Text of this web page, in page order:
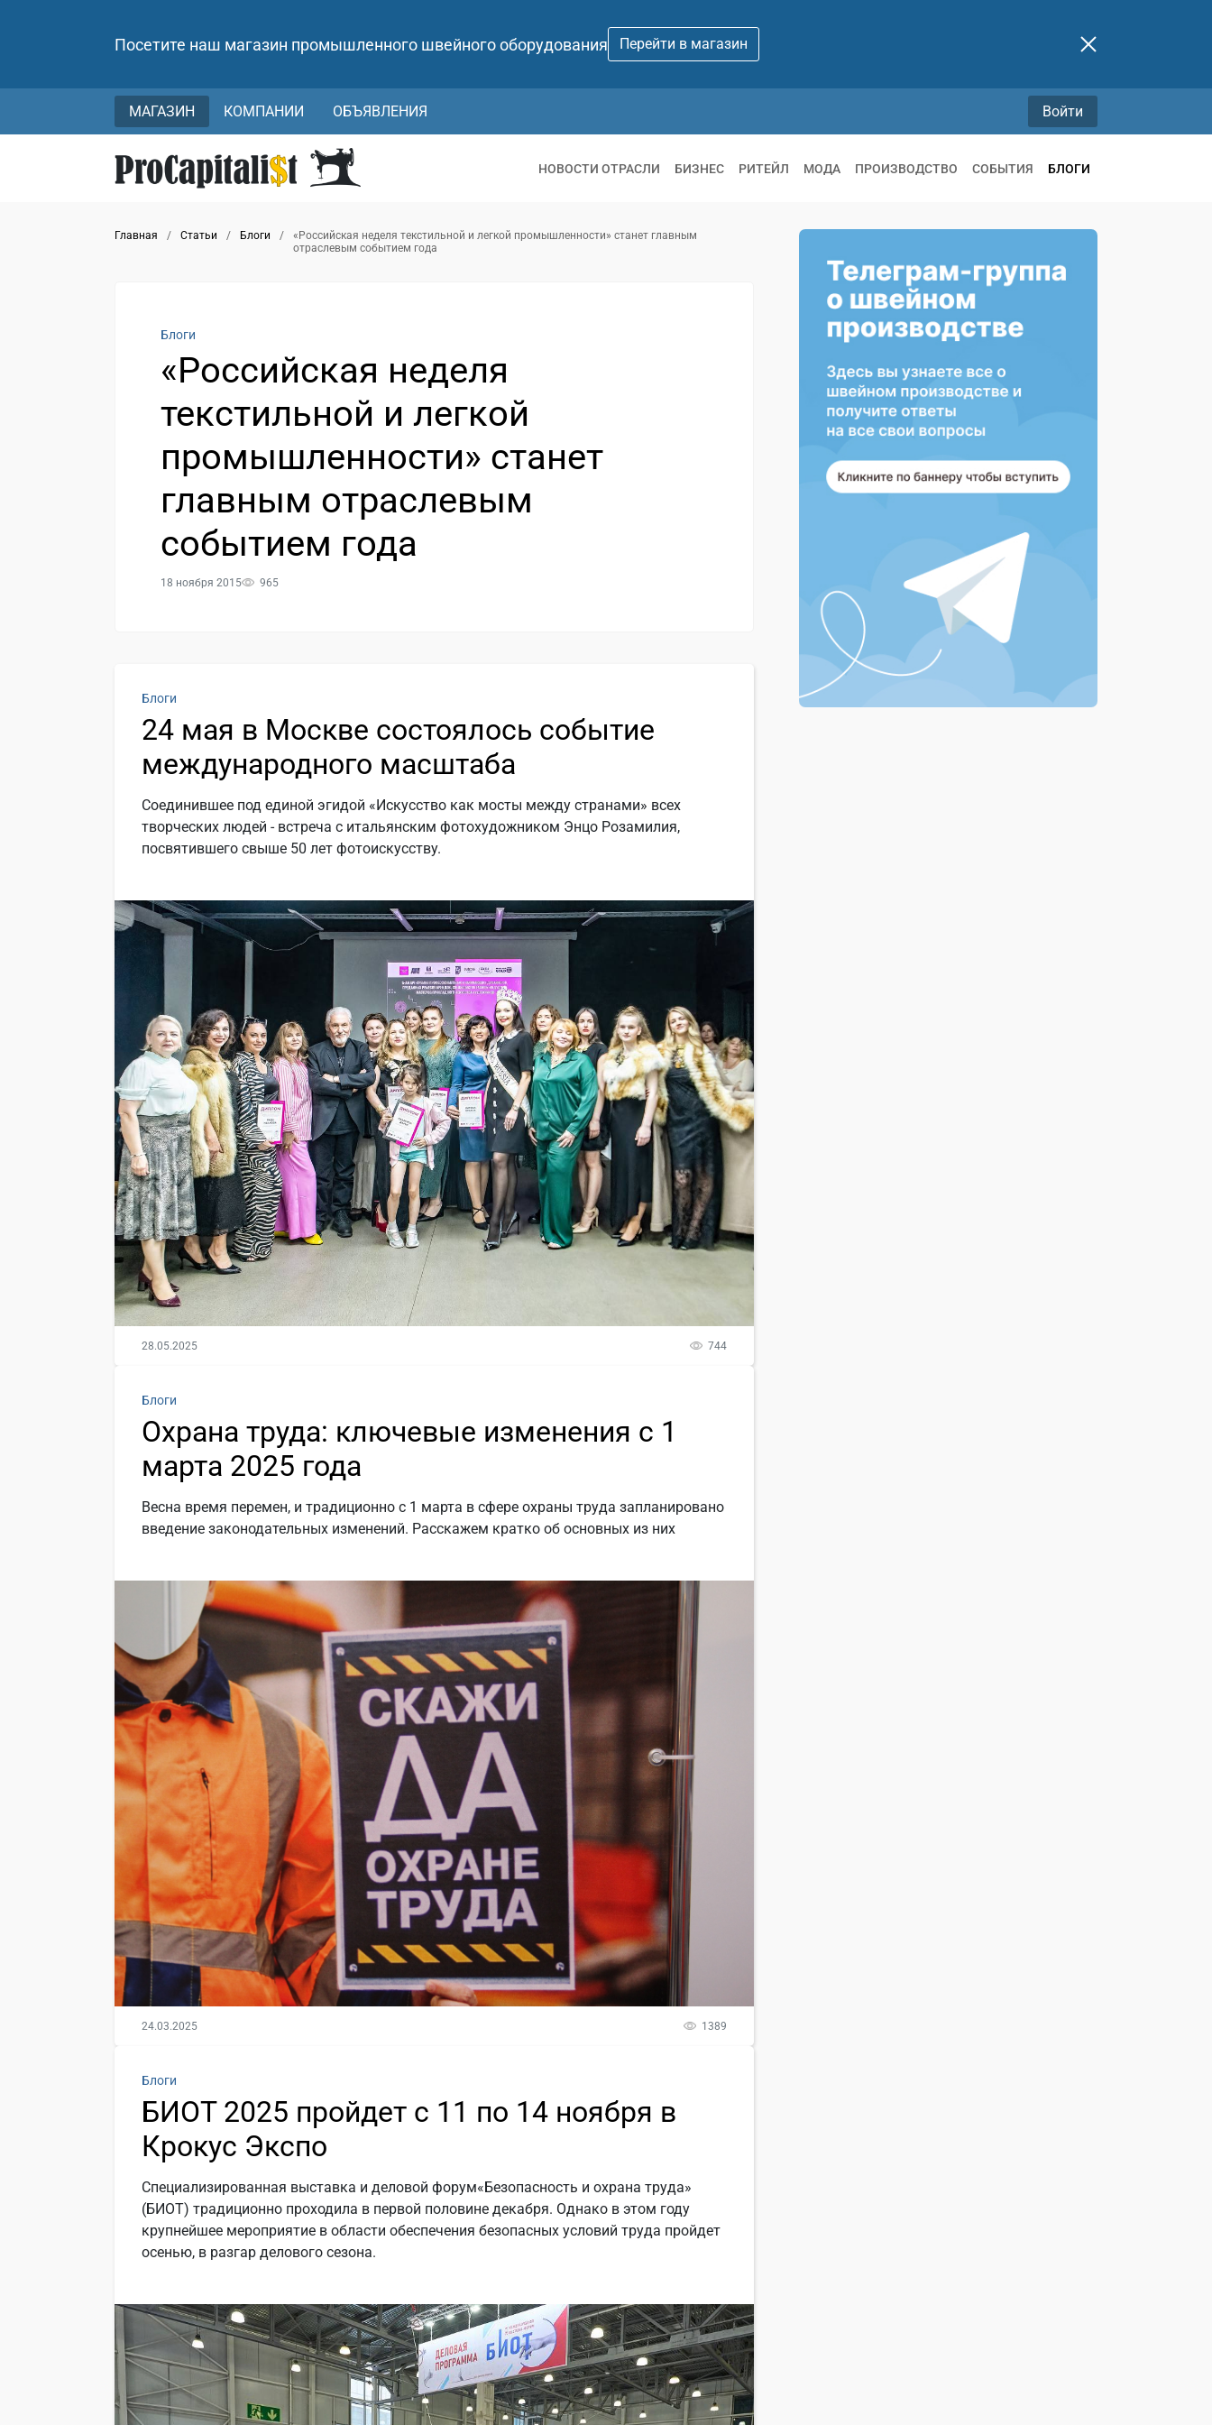
Посетите наш магазин промышленного швейного оборудования Перейти в магазин
МАГАЗИН КОМПАНИИ ОБЪЯВЛЕНИЯ Войти
НОВОСТИ ОТРАСЛИ БИЗНЕС РИТЕЙЛ МОДА ПРОИЗВОДСТВО СОБЫТИЯ БЛОГИ
Главная / Статьи / Блоги /
«Российская неделя текстильной и легкой промышленности» станет главным
отраслевым событием года
Блоги
«Российская неделя
текстильной и легкой
промышленности» станет
главным отраслевым
событием года
18 ноября 2015 965
Блоги
24 мая в Москве состоялось событие
международного масштаба
Соединившее под единой эгидой «Искусство как мосты между странами» всех
творческих людей - встреча с итальянским фотохудожником Энцо Розамилия,
посвятившего свыше 50 лет фотоискусству.
28.05.2025 744
Блоги
Охрана труда: ключевые изменения с 1
марта 2025 года
Весна время перемен, и традиционно с 1 марта в сфере охраны труда запланировано
введение законодательных изменений. Расскажем кратко об основных из них
24.03.2025 1389
Блоги
БИОТ 2025 пройдет с 11 по 14 ноября в
Крокус Экспо
Специализированная выставка и деловой форум«Безопасность и охрана труда»
(БИОТ) традиционно проходила в первой половине декабря. Однако в этом году
крупнейшее мероприятие в области обеспечения безопасных условий труда пройдет
осенью, в разгар делового сезона.